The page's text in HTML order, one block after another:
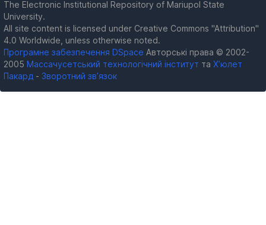
The Electronic Institutional Repository of Mariupol State
University.
All site content is licensed under Creative Commons "Attribution"
4.0 Worldwide, unless otherwise noted.
Програмне забезпечення DSpace Авторські права © 2002-
2005 Массачусетський технологічний інститут та Х’юлет
Пакард - Зворотний зв’язок